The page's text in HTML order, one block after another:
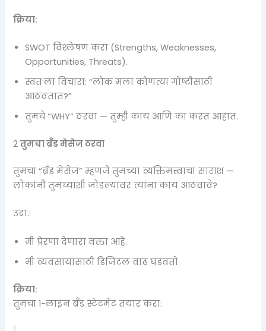
क्रिया:
SWOT विश्लेषण करा (Strengths, Weaknesses,
Opportunities, Threats).
स्वतःला विचारा: “लोक मला कोणत्या गोष्टीसाठी
आठवतात?”
तुमचे “WHY” ठरवा — तुम्ही काय आणि का करत आहात.
2️तुमचा ब्रँड मेसेज ठरवा
तुमचा “ब्रँड मेसेज” म्हणजे तुमच्या व्यक्तिमत्त्वाचा सारांश —
लोकांनी तुमच्याशी जोडल्यावर त्यांना काय आठवावे?
उदा.:
मी प्रेरणा देणारा वक्ता आहे.
मी व्यवसायांसाठी डिजिटल वाढ घडवतो.
क्रिया:
तुमचा १-लाइन ब्रँड स्टेटमेंट तयार करा: